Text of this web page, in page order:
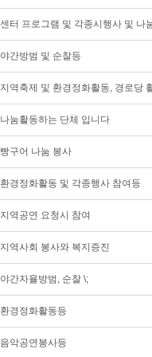
센터 프로그램 및 각종시행사 및 나
야간방범 및 순찰등
지역축제 및 환경정화활동, 경로당
나눔활동하는 단체 입니다
빵구어 나눔 봉사
환경정화활동 및 각종행사 참여등
지역공연 요청시 참여
지역사회 봉사와 복지증진
야간자율방범, 순찰 \;
환경정화활동등
음악공연봉사등